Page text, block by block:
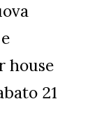
house
21